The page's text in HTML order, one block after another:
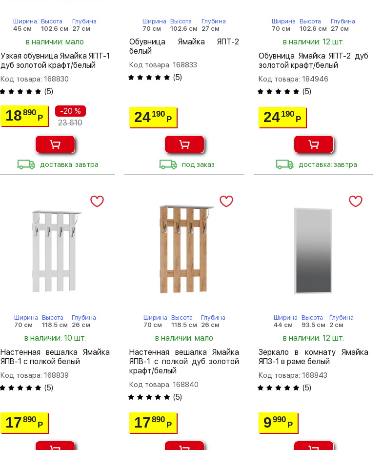
Ширина
45 см
Высота
102.6 см
Глубина
27 см
в наличии: мало
Узкая обувница Ямайка ЯПТ-1
дуб золотой крафт/белый
Код товара: 168830
(5)
18890
Р
-20 %
23 610
доставка: завтра
Ширина
70 см
Высота
102.6 см
Глубина
27 см
Обувница Ямайка ЯПТ-2
белый
Код товара: 168833
(5)
24190
Р
под заказ
Ширина
70 см
Высота
102.6 см
Глубина
27 см
в наличии: 12 шт.
Обувница Ямайка ЯПТ-2 дуб
золотой крафт/белый
Код товара: 184946
(5)
24190
Р
доставка: завтра
Ширина
70 см
Высота
118.5 см
Глубина
26 см
в наличии: 10 шт.
Настенная вешалка Ямайка
ЯПВ-1 с полкой белый
Код товара: 168839
(5)
17890
Р
Ширина
70 см
Высота
118.5 см
Глубина
26 см
в наличии: мало
Настенная вешалка Ямайка
ЯПВ-1 с полкой дуб золотой
крафт/белый
Код товара: 168840
(5)
17890
Р
Ширина
44 см
Высота
93.5 см
Глубина
2 см
в наличии: 12 шт.
Зеркало в комнату Ямайка
ЯПЗ-1 в раме белый
Код товара: 168843
(5)
9990
Р